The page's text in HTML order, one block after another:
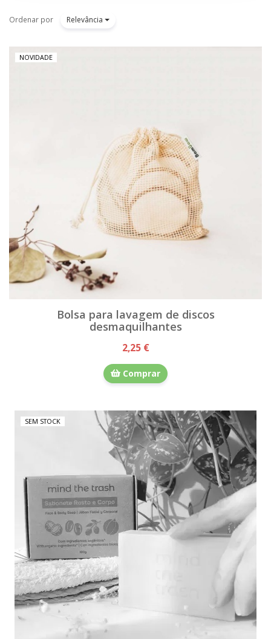
Ordenar por Relevância
NOVIDADE
Bolsa para lavagem de discos
desmaquilhantes
2,25 €
Comprar
SEM STOCK